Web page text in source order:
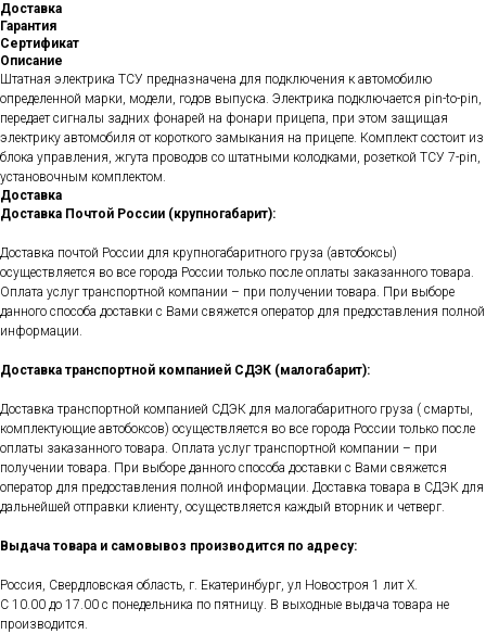
Доставка
Гарантия
Сертификат
Описание
Штатная электрика ТСУ предназначена для подключения к автомобилю
определенной марки, модели, годов выпуска. Электрика подключается pin-to-pin,
передает сигналы задних фонарей на фонари прицепа, при этом защищая
электрику автомобиля от короткого замыкания на прицепе. Комплект состоит из
блока управления, жгута проводов со штатными колодками, розеткой ТСУ 7-pin,
установочным комплектом.
Доставка
Доставка Почтой России (крупногабарит):
Доставка почтой России для крупногабаритного груза (автобоксы)
осуществляется во все города России только после оплаты заказанного товара.
Оплата услуг транспортной компании – при получении товара. При выборе
данного способа доставки с Вами свяжется оператор для предоставления полной
информации.
Доставка транспортной компанией СДЭК (малогабарит):
Доставка транспортной компанией СДЭК для малогабаритного груза ( смарты,
комплектующие автобоксов) осуществляется во все города России только после
оплаты заказанного товара. Оплата услуг транспортной компании – при
получении товара. При выборе данного способа доставки с Вами свяжется
оператор для предоставления полной информации. Доставка товара в СДЭК для
дальнейшей отправки клиенту, осуществляется каждый вторник и четверг.
Выдача товара и самовывоз производится по адресу:
Россия, Свердловская область, г. Екатеринбург, ул Новостроя 1 лит Х.
С 10.00 до 17.00 с понедельника по пятницу. В выходные выдача товара не
производится.